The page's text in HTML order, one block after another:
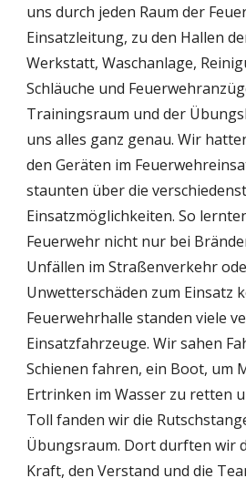
uns durch jeden Raum der
Einsatzleitung, zu den Hallen
Werkstatt, Waschanlage,
Schläuche und
Trainingsraum und der
uns alles ganz genau. Wir
den Geräten im
staunten über die
Einsatzmöglichkeiten. So
Feuerwehr nicht nur bei
Unfällen im Straßenverkehr
Unwetterschäden zum Einsatz
Feuerwehrhalle standen viele
Einsatzfahrzeuge. Wir sahen
Schienen fahren, ein Boot, um
Ertrinken im Wasser zu retten
Toll fanden wir die
Übungsraum. Dort durften wir
Kraft, den Verstand und die